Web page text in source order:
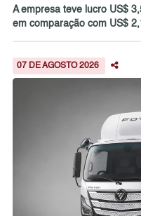
A empresa teve lucro US$
em comparação com US$
07 DE AGOSTO 2026